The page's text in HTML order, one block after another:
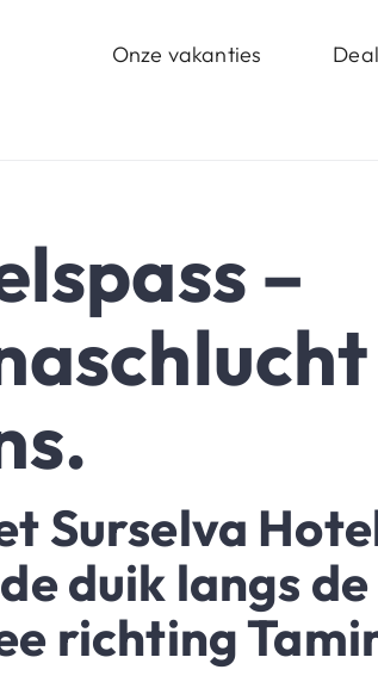
Onze vakanties
–
Surselva
duik langs de
richting